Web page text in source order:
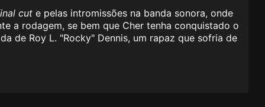
cut e pelas intromissões na banda sonora, onde
a rodagem, se bem que Cher tenha conquistado o
de Roy L. "Rocky" Dennis, um rapaz que sofria de